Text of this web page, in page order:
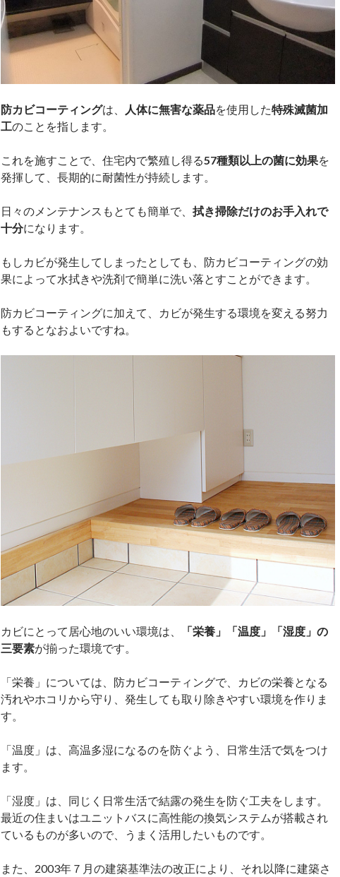
防カビコーティングは、 人体に無害な薬品を使用した特殊滅菌加
工のことを指します。
これを施すことで、住宅内で繁殖し得る57種類以上の菌に効果を
発揮して、長期的に耐菌性が持続します。
日々のメンテナンスもとても簡単で、 拭き掃除だけのお手入れで
十分になります。
もしカビが発生してしまったとしても、防カビコーティングの効
果によって水拭きや洗剤で簡単に洗い落とすことができます。
防カビコーティングに加えて、カビが発生する環境を変える努力
もするとなおよいですね。
カビにとって居心地のいい環境は、
「栄養」「温度」「湿度」の
三要素が揃った環境です。
「栄養」については、防カビコーティングで、カビの栄養となる
汚れやホコリから守り、発生しても取り除きやすい環境を作りま
す。
「温度」は、高温多湿になるのを防ぐよう、日常生活で気をつけ
ます。
「湿度」は、同じく日常生活で結露の発生を防ぐ工夫をします。
最近の住まいはユニットバスに高性能の換気システムが搭載され
ているものが多いので、うまく活用したいものです。
また、2003年７月の建築基準法の改正により、それ以降に建築さ